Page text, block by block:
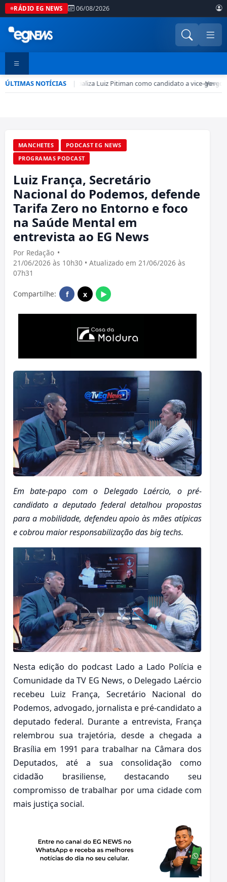
RÁDIO EG NEWS 06/08/2026
ÚLTIMAS NOTÍCIAS |
PSD-DF oficializa Luiz Pitiman como candidato a vice-
•
MANCHETES
PODCAST EG NEWS
PROGRAMAS PODCAST
Luiz França, Secretário
Nacional do Podemos, defende
Tarifa Zero no Entorno e foco
na Saúde Mental em
entrevista ao EG News
Por Redação •
21/06/2026 às 10h30 • Atualizado em 21/06/2026 às
07h31
Compartilhe: f x ▶
Em bate-papo com o Delegado Laércio, o pré-
candidato a deputado federal detalhou propostas
para a mobilidade, defendeu apoio às mães atípicas
e cobrou maior responsabilização das big techs.
Nesta edição do podcast Lado a Lado Polícia e
Comunidade da TV EG News, o Delegado Laércio
recebeu Luiz França, Secretário Nacional do
Podemos, advogado, jornalista e pré-candidato a
deputado federal. Durante a entrevista, França
relembrou sua trajetória, desde a chegada a
Brasília em 1991 para trabalhar na Câmara dos
Deputados, até a sua consolidação como
cidadão brasiliense, destacando seu
compromisso de trabalhar por uma cidade com
mais justiça social.